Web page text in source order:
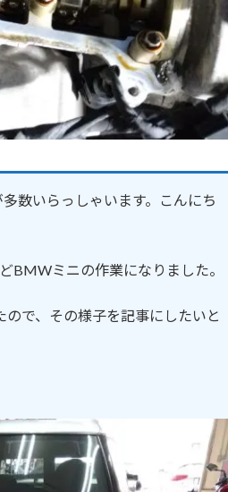
数いらっしゃいます。こんにち
BMWミニの作業になりました。
で、その様子を記事にしたいと